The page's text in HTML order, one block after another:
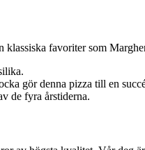
favoriter som
gör denna pizza till en
de fyra årstiderna.